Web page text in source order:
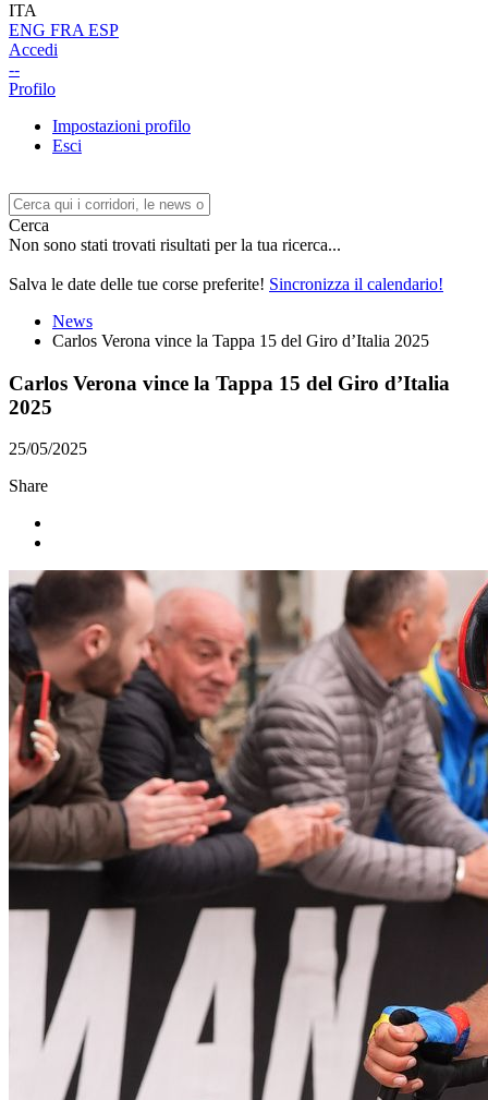
ITA
ENG FRA ESP
Accedi
--
Profilo
Impostazioni profilo
Esci
Cerca
Non sono stati trovati risultati per la tua ricerca...
Salva le date delle tue corse preferite! Sincronizza il calendario!
News
Carlos Verona vince la Tappa 15 del Giro d’Italia 2025
Carlos Verona vince la Tappa 15 del Giro d’Italia
2025
25/05/2025
Share